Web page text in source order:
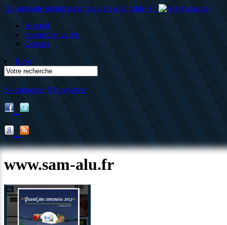
Un annuaire gratuit pour des sites web triple A !
Accueil
Soumettre un site
Contact
Blog
Se connecter S'enregistrer
www.sam-alu.fr